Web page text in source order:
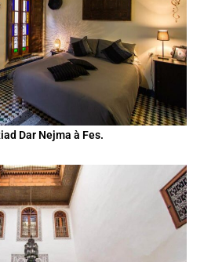
Dar Nejma à Fes.